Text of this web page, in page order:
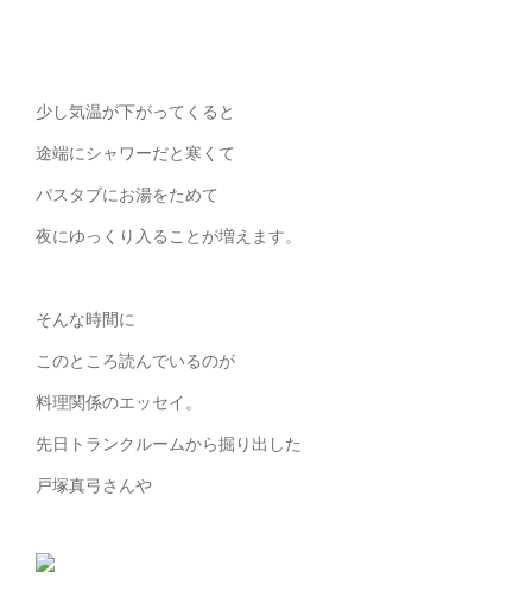
少し気温が下がってくると
途端にシャワーだと寒くて
バスタブにお湯をためて
夜にゆっくり入ることが増えます。
そんな時間に
このところ読んでいるのが
料理関係のエッセイ。
先日トランクルームから掘り出した
戸塚真弓さんや